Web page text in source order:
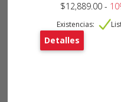
$12,889.00 -
Existencias:
Detalles